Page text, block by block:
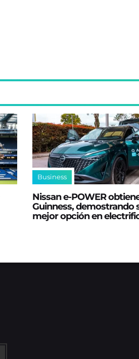
Business
Nissan e‑POWER
Guinness, demostrando
mejor opción en